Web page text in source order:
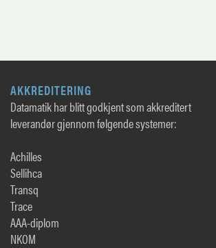
AKKREDITERING
Datamatik har blitt godkjent som akkreditert
leverandør gjennom følgende systemer:
Achilles
Sellihca
Transq
Trace
AAA-diplom
NKOM